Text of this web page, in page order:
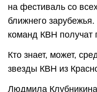
на фестиваль со
ближнего
команд КВН получат
Кто знает, может,
звезды КВН из
Людмила Клубникина